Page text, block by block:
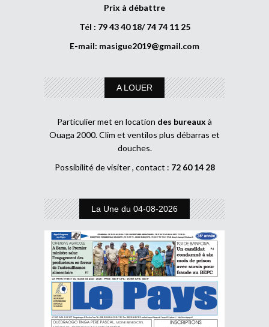
Prix à débattre
Tél : 79 43 40 18/ 74 74 11 25
E-mail: masigue2019@gmail.com
A LOUER
Particulier met en location des bureaux à
Ouaga 2000. Clim et ventilos plus débarras et
douches.
Possibilité de visiter , contact : 72 60 14 28
La Une du 04-08-2026